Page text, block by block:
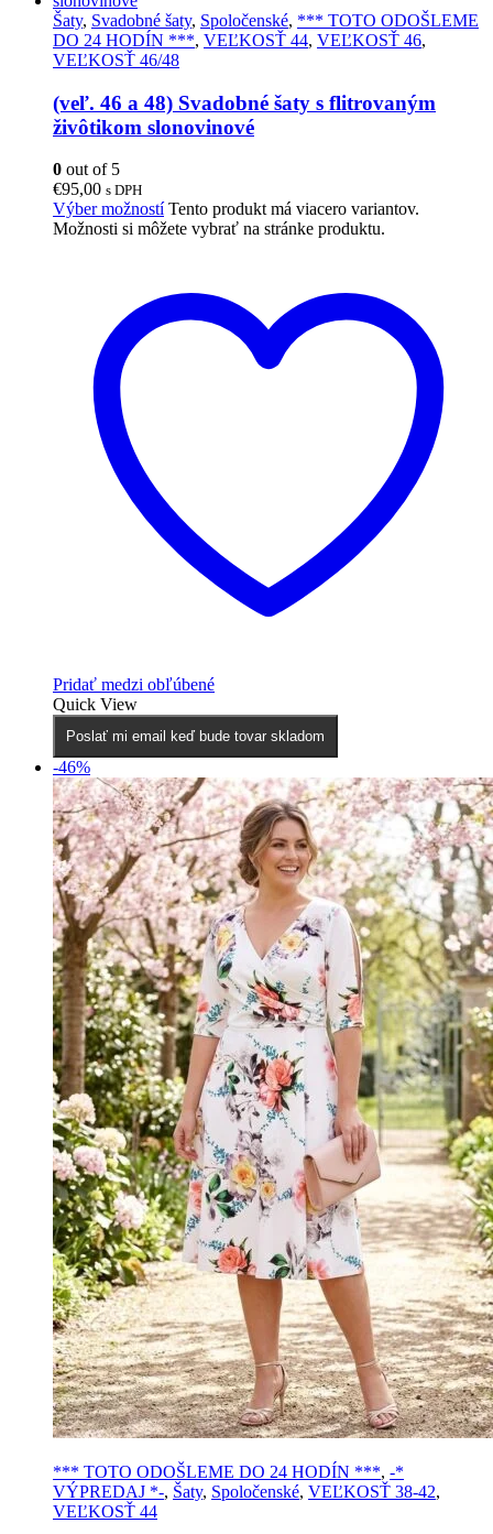
Šaty, Svadobné šaty, Spoločenské, *** TOTO ODOŠLEME
DO 24 HODÍN ***, VEĽKOSŤ 44, VEĽKOSŤ 46,
VEĽKOSŤ 46/48
(veľ. 46 a 48) Svadobné šaty s flitrovaným
živôtikom slonovinové
0 out of 5
€95,00 s DPH
Výber možností Tento produkt má viacero variantov.
Možnosti si môžete vybrať na stránke produktu.
Pridať medzi obľúbené
Quick View
Poslať mi email keď bude tovar skladom
-46%
*** TOTO ODOŠLEME DO 24 HODÍN ***, -*
VÝPREDAJ *-, Šaty, Spoločenské, VEĽKOSŤ 38-42,
VEĽKOSŤ 44